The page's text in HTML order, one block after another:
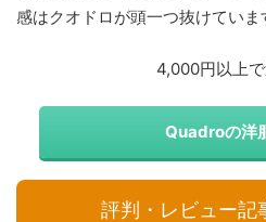
感はクオドロが頭一つ抜けていま
4,000円以上
Quadroの洋
評判・レビュー記